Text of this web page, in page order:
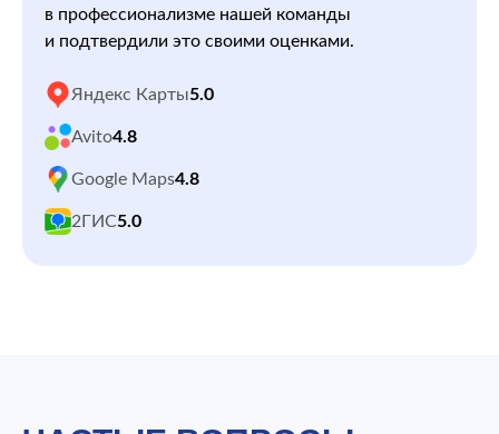
в профессионализме нашей команды
и подтвердили это своими оценками.
Яндекс Карты5.0
Avito4.8
Google Maps4.8
2ГИС5.0